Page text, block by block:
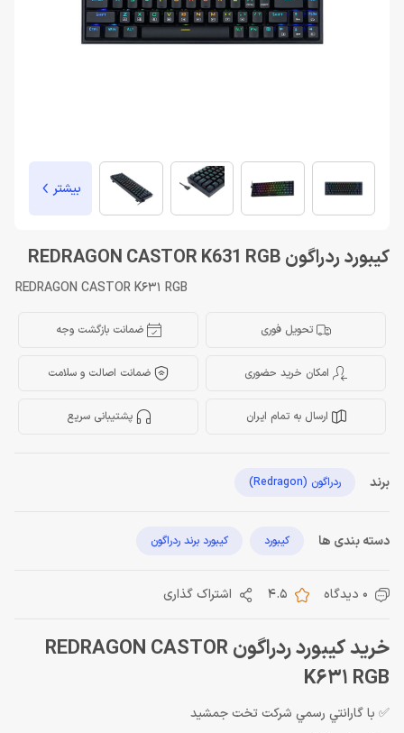
بیشتر
کیبورد ردراگون REDRAGON CASTOR K631 RGB
REDRAGON CASTOR K631 RGB
تحویل فوری ضمانت بازگشت وجه
امکان خرید حضوری ضمانت اصالت و سلامت
ارسال به تمام ایران پشتیبانی سریع
برند ردراگون (Redragon)
دسته بندی ها کیبورد کیبورد برند ردراگون
0 دیدگاه 4.5 اشتراک گذاری
خرید کیبورد ردراگون REDRAGON CASTOR
K631 RGB
✅ با گارانتي رسمي شركت تخت جمشيد